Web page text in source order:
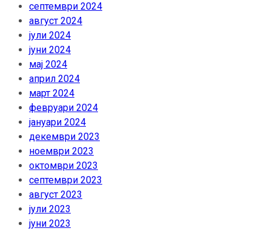
септември 2024
август 2024
јули 2024
јуни 2024
мај 2024
април 2024
март 2024
февруари 2024
јануари 2024
декември 2023
ноември 2023
октомври 2023
септември 2023
август 2023
јули 2023
јуни 2023